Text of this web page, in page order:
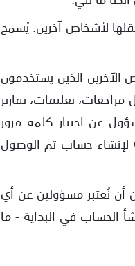
أو نقلها لأشخاص آخرين. يُسمح
الذين يستخدمون
تعليقات، تقارير
عن اختيار كلمة مرور
موثوقة بما يكفي. تنطبق الأمور نفسها أيضًا إذا استخدمت حساب خدمة من جهة خارجية مثل Google لإنشاء حساب ثم الوصول
أن نُعتبر مسؤولين عن أي
الحساب في البداية - ما